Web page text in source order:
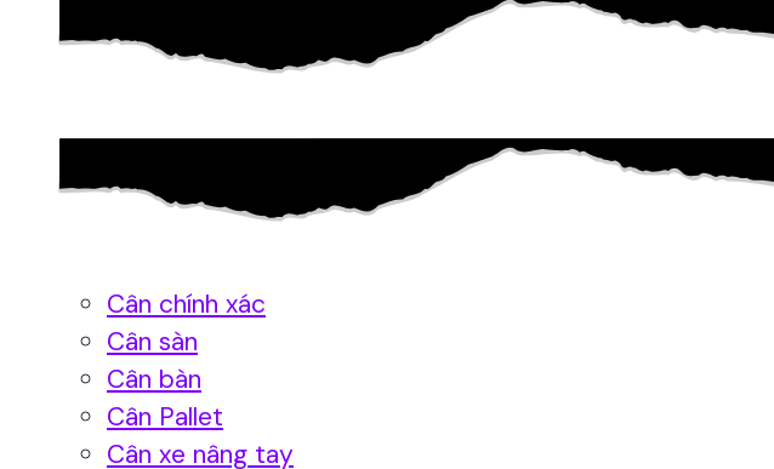
Cân chính xác
Cân sàn
Cân bàn
Cân Pallet
Cân xe nâng tay